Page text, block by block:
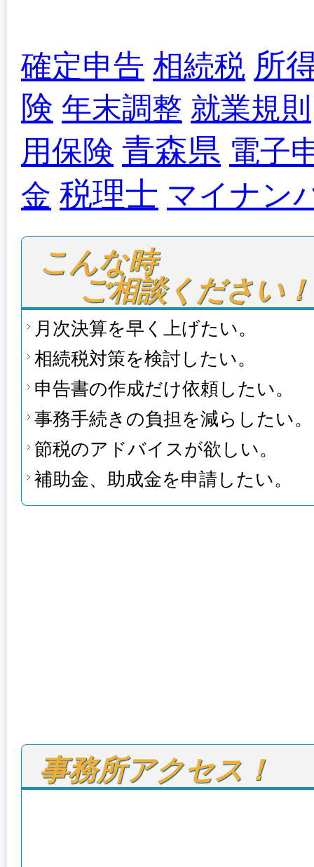
確定申告 相続税 所
険 年末調整 就業規則
用保険 青森県 電子
金 税理士 マイナン
こんな時
ご相談ください！
月次決算を早く上げたい。
相続税対策を検討したい。
申告書の作成だけ依頼したい。
事務手続きの負担を減らしたい。
節税のアドバイスが欲しい。
補助金、助成金を申請したい。
事務所アクセス！